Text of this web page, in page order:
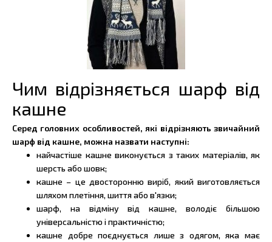
Чим відрізняється шарф від
кашне
Серед головних особливостей, які відрізняють звичайний
шарф від кашне, можна назвати наступні:
найчастіше кашне виконується з таких матеріалів, як
шерсть або шовк;
кашне – це двосторонню виріб, який виготовляється
шляхом плетіння, шиття або в'язки;
шарф, на відміну від кашне, володіє більшою
універсальністю і практичністю;
кашне добре поєднується лише з одягом, яка має